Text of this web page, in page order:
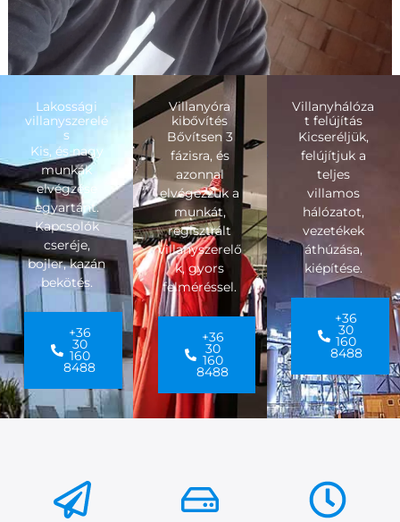
Lakossági
villanyszerelé
s
Kis, és nagy
munkák
elvégzése
egyartánt.
Kapcsolók
cseréje,
bojler, kazán
bekötés.
+36
30
160
8488
Villanyóra
kibővítés
Bővítsen 3
fázisra, és
azonnal
elvégezzük a
munkát,
regisztrált
villanyszerelő
k, gyors
felméréssel.
+36
30
160
8488
Villanyhálóza
t felújítás
Kicseréljük,
felújítjuk a
teljes
villamos
hálózatot,
vezetékek
áthúzása,
kiépítése.
+36
30
160
8488